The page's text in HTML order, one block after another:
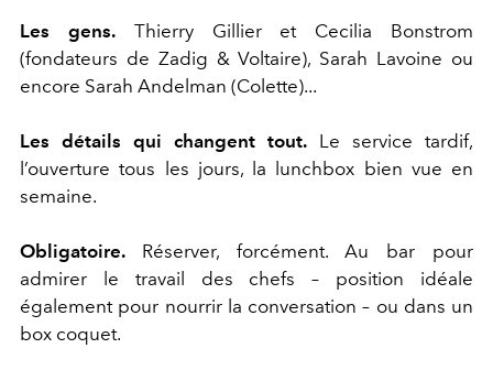
Les gens.Thierry Gillier et Cecilia Bonstrom
(fondateurs de Zadig & Voltaire), Sarah Lavoine ou
encore Sarah Andelman (Colette)...
Les détails qui changent tout. Le service tardif,
l’ouverture tous les jours, la lunchbox bien vue en
semaine.
Obligatoire. Réserver, forcément. Au bar pour
admirer le travail des chefs – position idéale
également pour nourrir la conversation – ou dans un
box coquet.